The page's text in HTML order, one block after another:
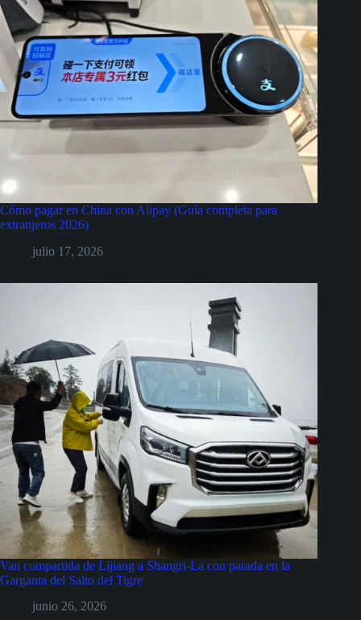
Cómo pagar en China con Alipay (Guía completa para
extranjeros 2026)
julio 17, 2026
Van compartida de Lijiang a Shangri-La con parada en la
Garganta del Salto del Tigre
junio 26, 2026